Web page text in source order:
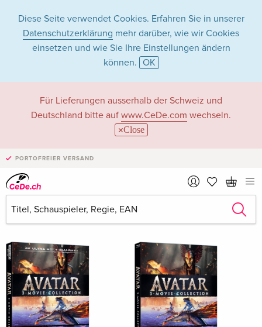
Diese Seite verwendet Cookies. Erfahren Sie in unserer
Datenschutzerklärung mehr darüber, wie wir Cookies
einsetzen und wie Sie Ihre Einstellungen ändern
können. OK
Für Lieferungen ausserhalb der Schweiz und
Deutschland bitte auf www.CeDe.com wechseln.
Close
PORTOFREIER VERSAND
Zoe Saldaña in
Filme - Alle Formate
Zoe Saldaña als Schauspieler/in
Alle 32 Treffer anzeigen